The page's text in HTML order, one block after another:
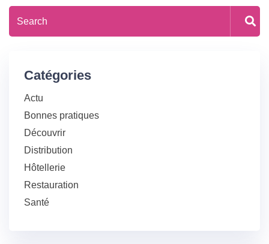
Catégories
Actu
Bonnes pratiques
Découvrir
Distribution
Hôtellerie
Restauration
Santé